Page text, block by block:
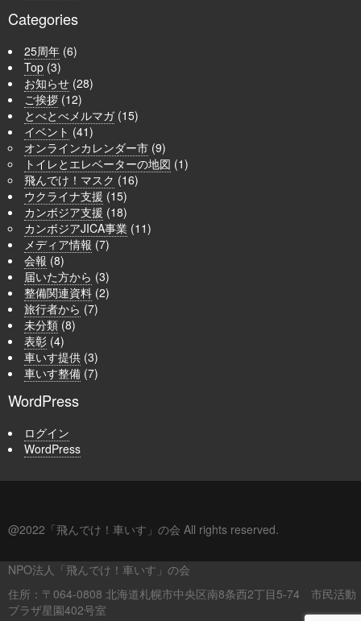
Categories
25周年 (6)
Top (3)
お知らせ (28)
ご挨拶 (12)
とべとべメルマガ(15)
イベント (41)
オンラインカレンダー市 (9)
トイレとエレベーターの地図 (1)
飛んでけ！マスク (16)
ウクライナ支援 (15)
カンボジア支援 (18)
カンボジアJICA事業 (11)
メディア情報 (7)
会報 (8)
届いた方から (3)
整備関連資料 (2)
旅行者から (7)
未分類 (8)
表彰 (4)
車いす提供 (3)
車いす整備 (7)
WordPress
ログイン
WordPress
@2022「飛んでけ！車いす」の会 All rights reserved.
NPO法人「飛んでけ！車いす」の会
住所：〒064-0808 北海道札幌市中央区南8条西2丁目5-74 市民活動
プラザ星園402号室